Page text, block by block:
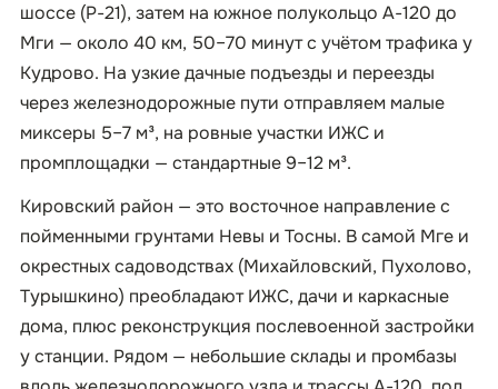
шоссе (Р-21), затем на южное полукольцо А-120 до
Мги — около 40 км, 50–70 минут с учётом трафика у
Кудрово. На узкие дачные подъезды и переезды
через железнодорожные пути отправляем малые
миксеры 5–7 м³, на ровные участки ИЖС и
промплощадки — стандартные 9–12 м³.
Кировский район — это восточное направление с
пойменными грунтами Невы и Тосны. В самой Мге и
окрестных садоводствах (Михайловский, Пухолово,
Турышкино) преобладают ИЖС, дачи и каркасные
дома, плюс реконструкция послевоенной застройки
у станции. Рядом — небольшие склады и промбазы